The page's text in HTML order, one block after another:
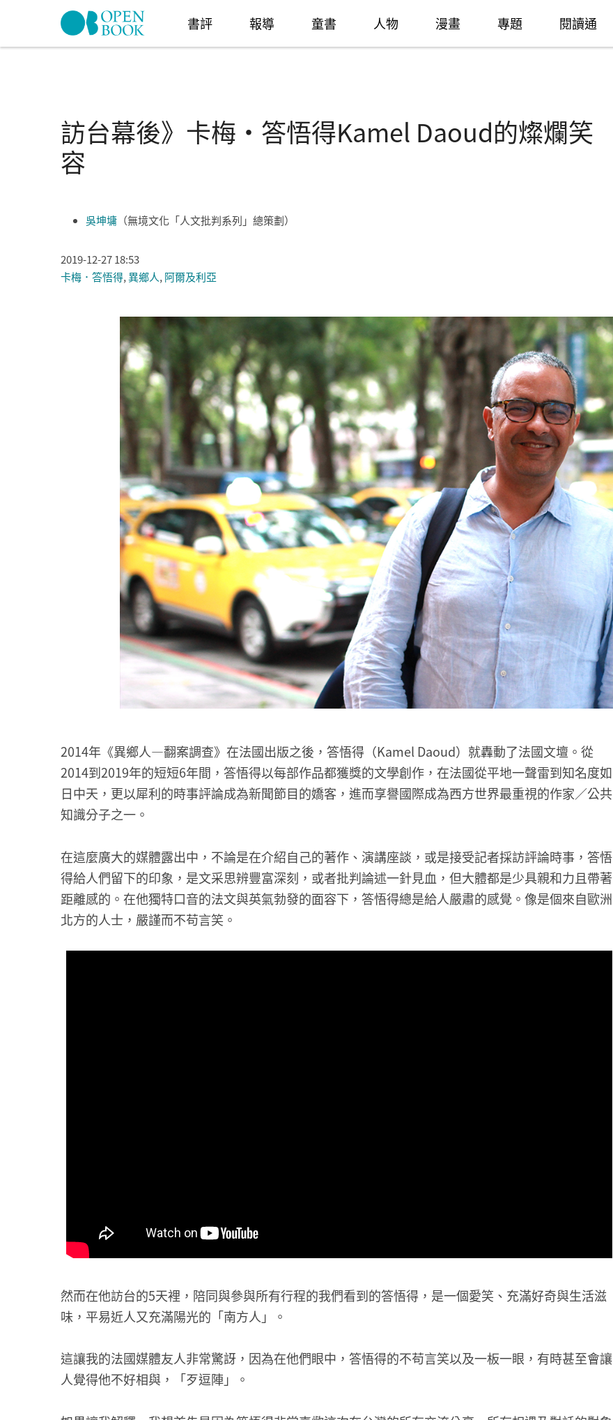
Skip to navigation
書評 報導 童書 人物 漫畫 專題 閱讀通
訪台幕後》卡梅·答悟得Kamel Daoud的燦爛笑
容
吳坤墉 （無境文化「人文批判系列」總策劃）
2019-12-27 18:53
卡梅．答悟得,異鄉人, 阿爾及利亞
2014年《異鄉人—翻案調查》在法國出版之後，答悟得（Kamel Daoud）就轟動了法國文壇。從
2014到2019年的短短6年間，答悟得以每部作品都獲獎的文學創作，在法國從平地一聲雷到知名度如
日中天，更以犀利的時事評論成為新聞節目的嬌客，進而享譽國際成為西方世界最重視的作家／公共
知識分子之一。
在這麼廣大的媒體露出中，不論是在介紹自己的著作、演講座談，或是接受記者採訪評論時事，答悟
得給人們留下的印象，是文采思辨豐富深刻，或者批判論述一針見血，但大體都是少具親和力且帶著
距離感的。在他獨特口音的法文與英氣勃發的面容下，答悟得總是給人嚴肅的感覺。像是個來自歐洲
北方的人士，嚴謹而不苟言笑。
然而在他訪台的5天裡，陪同與參與所有行程的我們看到的答悟得，是一個愛笑、充滿好奇與生活滋
味，平易近人又充滿陽光的「南方人」。
這讓我的法國媒體友人非常驚訝，因為在他們眼中，答悟得的不苟言笑以及一板一眼，有時甚至會讓
人覺得他不好相與，「歹逗陣」。